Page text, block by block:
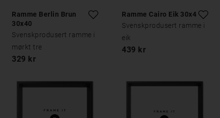
Ramme Berlin Brun
30x40
Svenskprodusert ramme i
mørkt tre
329 kr
Ramme Cairo Eik 30x40
Svenskprodusert ramme i
eik
439 kr